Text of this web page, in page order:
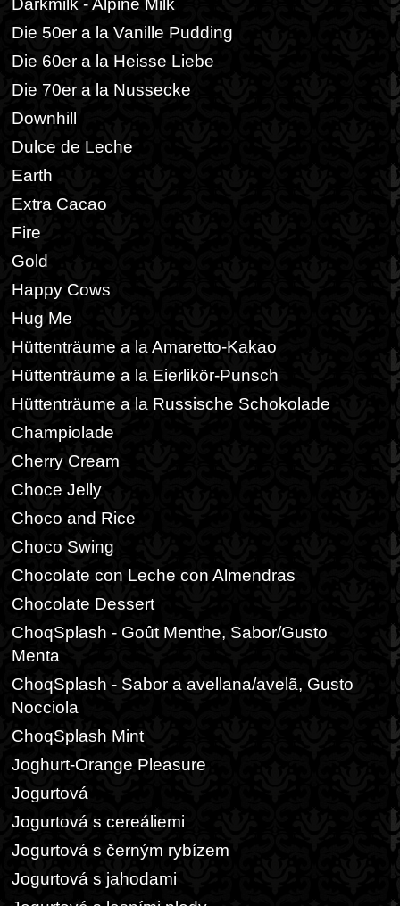
Darkmilk - Alpine Milk
Die 50er a la Vanille Pudding
Die 60er a la Heisse Liebe
Die 70er a la Nussecke
Downhill
Dulce de Leche
Earth
Extra Cacao
Fire
Gold
Happy Cows
Hug Me
Hüttenträume a la Amaretto-Kakao
Hüttenträume a la Eierlikör-Punsch
Hüttenträume a la Russische Schokolade
Champiolade
Cherry Cream
Choce Jelly
Choco and Rice
Choco Swing
Chocolate con Leche con Almendras
Chocolate Dessert
ChoqSplash - Goût Menthe, Sabor/Gusto
Menta
ChoqSplash - Sabor a avellana/avelã, Gusto
Nocciola
ChoqSplash Mint
Joghurt-Orange Pleasure
Jogurtová
Jogurtová s cereáliemi
Jogurtová s černým rybízem
Jogurtová s jahodami